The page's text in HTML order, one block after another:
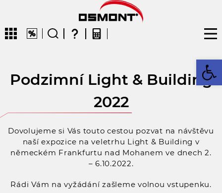
Podzimní Light & Building
2022
Dovolujeme si Vás touto cestou pozvat na návštěvu
naší expozice na veletrhu Light & Building v
německém Frankfurtu nad Mohanem ve dnech 2.
– 6.10.2022.
Rádi Vám na vyžádání zašleme volnou vstupenku.